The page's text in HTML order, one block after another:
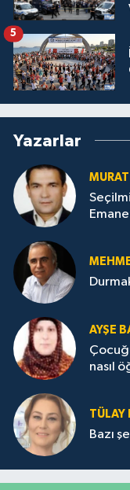
5
Yazarlar
AYŞE
nasıl
TÜLAY
Bazı